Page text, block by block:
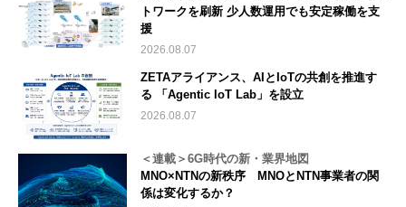
トワークを刷新 少人数運用でも安定稼働を支
援
2026.08.07
ZETAアライアンス、AIとIoTの共創を推進す
る 「Agentic IoT Lab」を設立
2026.08.07
＜連載＞6G時代の新・業界地図
MNO×NTNの新秩序 MNOとNTN事業者の関
係は変化するか？